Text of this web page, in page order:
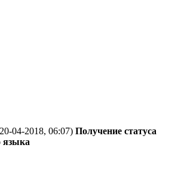
04-2018, 06:07) Получение статуса
языка